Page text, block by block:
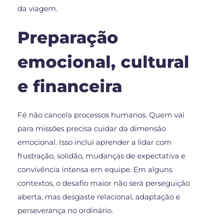
da viagem.
Preparação
emocional, cultural
e financeira
Fé não cancela processos humanos. Quem vai
para missões precisa cuidar da dimensão
emocional. Isso inclui aprender a lidar com
frustração, solidão, mudanças de expectativa e
convivência intensa em equipe. Em alguns
contextos, o desafio maior não será perseguição
aberta, mas desgaste relacional, adaptação e
perseverança no ordinário.